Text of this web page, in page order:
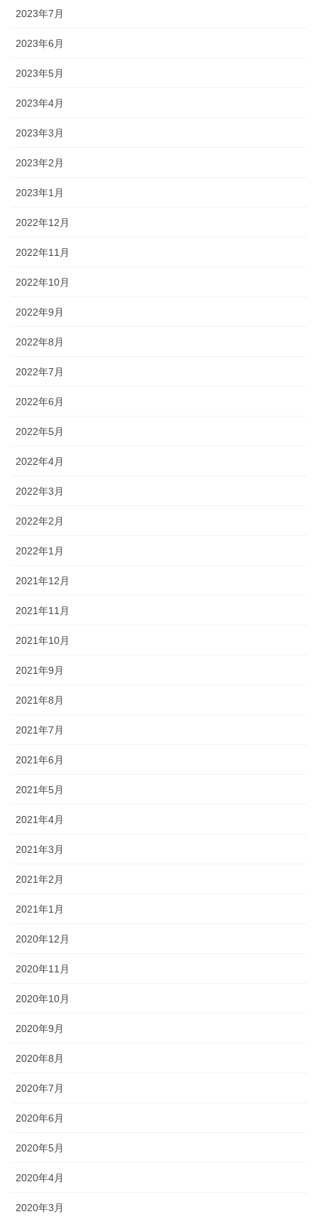
2023年7月
2023年6月
2023年5月
2023年4月
2023年3月
2023年2月
2023年1月
2022年12月
2022年11月
2022年10月
2022年9月
2022年8月
2022年7月
2022年6月
2022年5月
2022年4月
2022年3月
2022年2月
2022年1月
2021年12月
2021年11月
2021年10月
2021年9月
2021年8月
2021年7月
2021年6月
2021年5月
2021年4月
2021年3月
2021年2月
2021年1月
2020年12月
2020年11月
2020年10月
2020年9月
2020年8月
2020年7月
2020年6月
2020年5月
2020年4月
2020年3月